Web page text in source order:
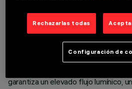
termoplástico metalizado,
en el apantallamiento
con marco perimetral de tope. Pese
mínimas del producto, la
garantiza un elevado flujo lumínico,
Rechazarlas todas
Configuración de